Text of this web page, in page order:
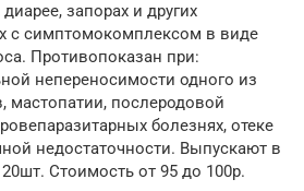
запорах и других
с симптомокомплексом в виде
Противопоказан при:
непереносимости одного из
мастопатии, послеродовой
болезнях, отеке
недостаточности. Выпускают в
20шт. Стоимость от 95 до 100р.